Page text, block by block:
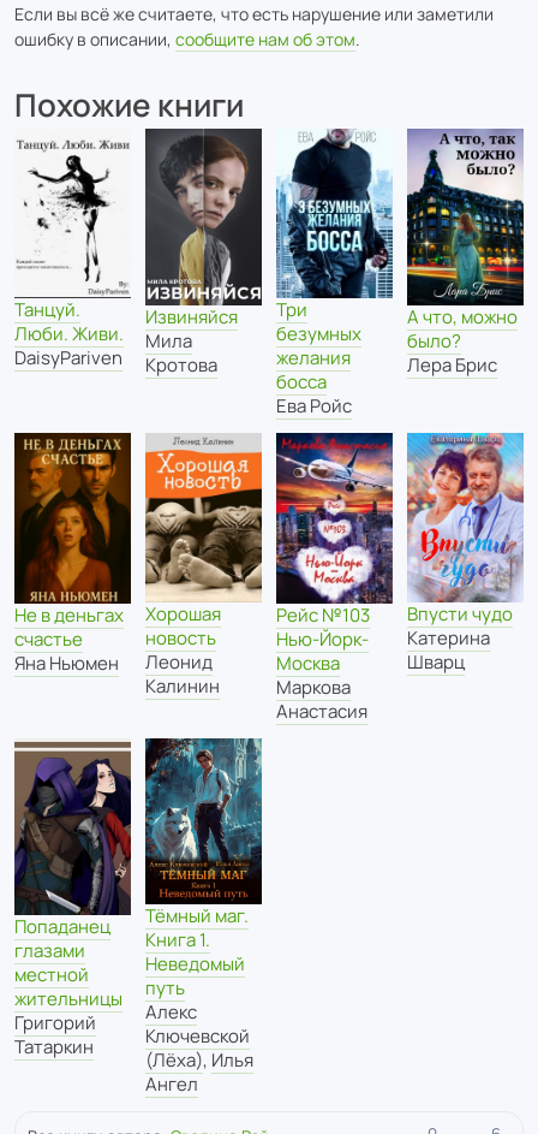
Если вы всё же считаете, что есть нарушение или заметили
ошибку в описании, сообщите нам об этом.
Похожие книги
Танцуй.
Люби. Живи.
DaisyPariven
Извиняйся
Мила
Кротова
Три
безумных
желания
босса
Ева Ройс
А что, можно
было?
Лера Брис
Не в деньгах
счастье
Яна Ньюмен
Хорошая
новость
Леонид
Калинин
Рейс №103
Нью-Йорк-
Москва
Маркова
Анастасия
Впусти чудо
Катерина
Шварц
Попаданец
глазами
местной
жительницы
Григорий
Татаркин
Тёмный маг.
Книга 1.
Неведомый
путь
Алекс
Ключевской
(Лёха), Илья
Ангел